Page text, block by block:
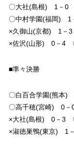
〇大社(島根) 1－0
〇中村学園(福岡)
×久御山(京都) 1－
×佐沢(山形) 0－4
■準々決勝
〇白百合学園(熊本
〇高千穂(宮崎) 0－
×大社(島根) 0－3
×淑徳巣鴨(東京) 1